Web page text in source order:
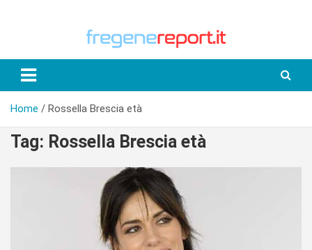
Home Rossella Brescia età
Tag: Rossella Brescia età